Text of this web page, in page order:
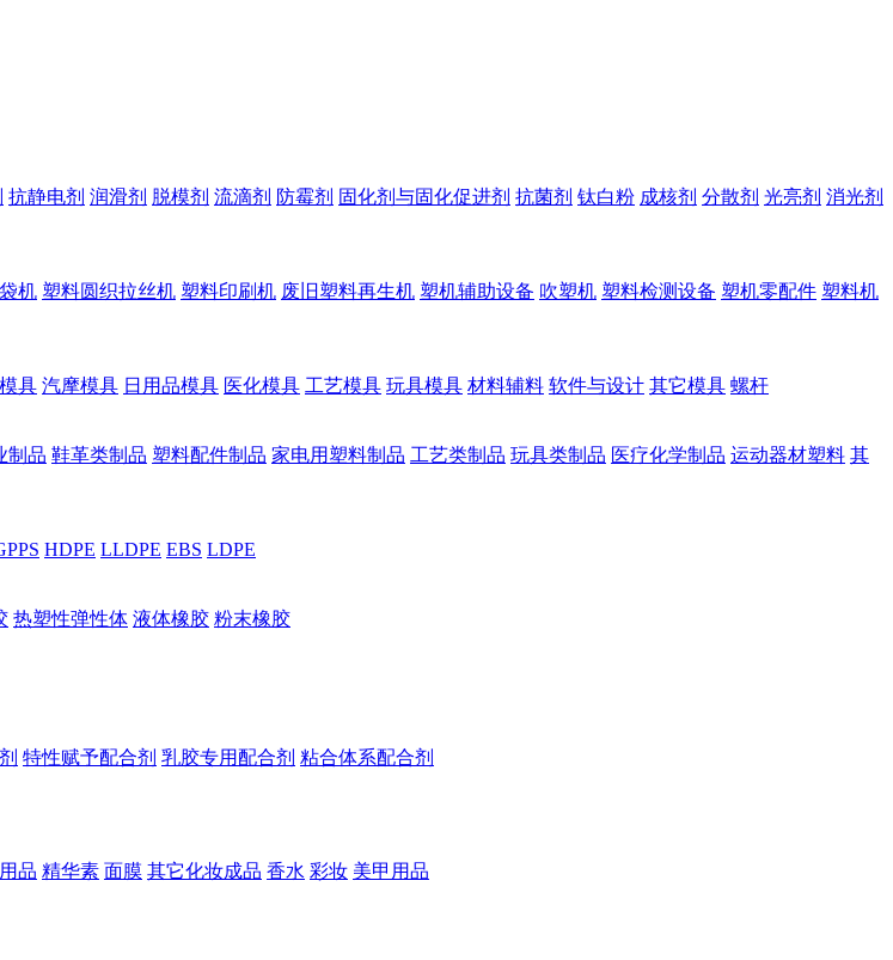
抗静电剂 润滑剂 脱模剂 流滴剂 防霉剂 固化剂与固化促进剂 抗菌剂 钛白粉 成核剂 分散剂 光亮剂 消光剂
机 塑料圆织拉丝机 塑料印刷机 废旧塑料再生机 塑机辅助设备 吹塑机 塑料检测设备 塑机零配件 塑料机
具 汽摩模具 日用品模具 医化模具 工艺模具 玩具模具 材料辅料 软件与设计 其它模具 螺杆
制品 鞋革类制品 塑料配件制品 家电用塑料制品 工艺类制品 玩具类制品 医疗化学制品 运动器材塑料 其
HDPE LLDPE EBS LDPE
热塑性弹性体 液体橡胶 粉末橡胶
特性赋予配合剂 乳胶专用配合剂 粘合体系配合剂
品 精华素 面膜 其它化妆成品 香水 彩妆 美甲用品